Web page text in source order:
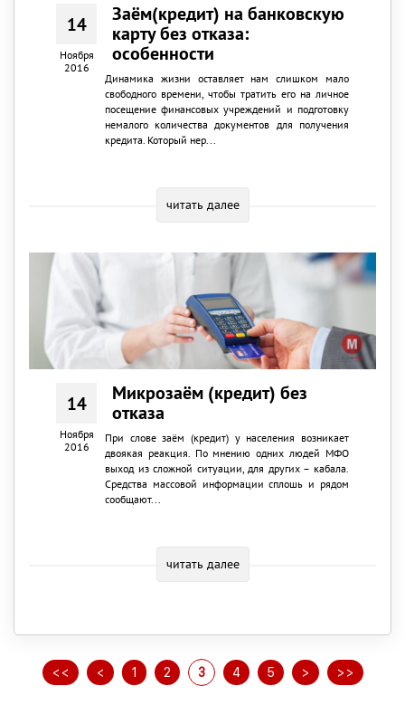
14
Ноября
2016
Заём(кредит) на банковскую
карту без отказа:
особенности
Динамика жизни оставляет нам слишком мало
свободного времени, чтобы тратить его на личное
посещение финансовых учреждений и подготовку
немалого количества документов для получения
кредита. Который нер...
читать далее
14
Ноября
2016
Микрозаём (кредит) без
отказа
При слове заём (кредит) у населения возникает
двоякая реакция. По мнению одних людей МФО
выход из сложной ситуации, для других – кабала.
Средства массовой информации сплошь и рядом
сообщают...
читать далее
<< < 1 2 3 4 5 > >>